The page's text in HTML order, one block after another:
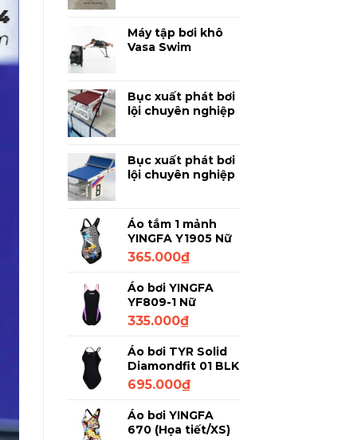
Luyện Bơi Chuyên
Nghiệp Tại Nhà
Máy tập bơi khô
Vasa Swim
bơi lội chuyên
nghiệp
Bục xuất phát bơi
lội chuyên nghiệp
Thanh Đạp
Bục xuất phát bơi
lội chuyên nghiệp
Áo tắm 1 mảnh
YINGFA Y1905 Nữ
Đen họa tiết 2XL
365.000₫
Áo bơi YINGFA
YF809-1 Nữ
Đen/Tím/Trắng XL
335.000₫
Áo bơi TYR Solid
Diamondfit 01 BLK
Đen L/32
695.000₫
Áo bơi YINGFA
670 (Họa tiết/XS)